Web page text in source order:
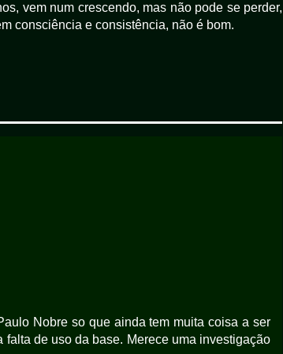
vem num crescendo, mas não pode se perder,
consciência e consistência, não é bom.
Nobre so que ainda tem muita coisa a ser
de uso da base. Merece uma investigação